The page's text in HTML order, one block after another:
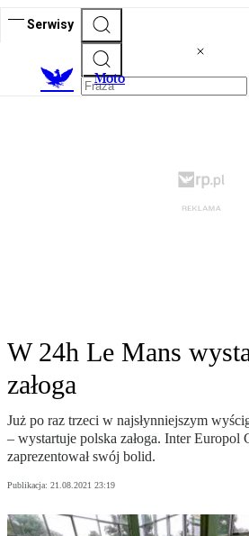
Serwisy
Moto
W 24h Le Mans
załoga
Już po raz trzeci w najsłynniejszym
– wystartuje polska załoga. Inter Europol
zaprezentował swój bolid.
Publikacja: 21.08.2021 23:19